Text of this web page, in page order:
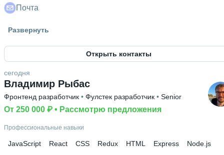
Почта
Гражданство
Высшее образование
NUS-Сингапур • Computing • 5 лет и 6 месяцев
Ещё 1 в профиле
Развернуть
Открыть контакты
Владимир Рыбас
сегодня
Фронтенд разработчик • Фулстек разработчик • Senior
От 250 000 ₽ • Рассмотрю предложения
Профессиональные навыки
JavaScript React CSS Redux HTML Express
Node.js